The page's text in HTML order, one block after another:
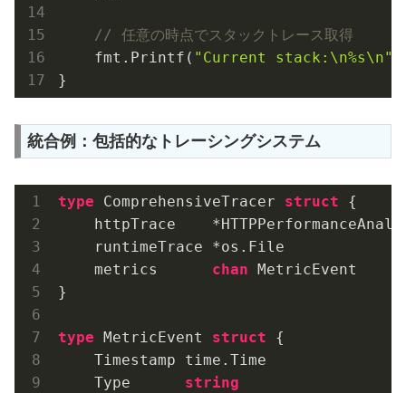
// 任意の時点でスタックトレース取得
    fmt.Printf(
"Current stack:\n%s\n"
統合例：包括的なトレーシングシステム
type ComprehensiveTracer struct {
httpTrace
    runtimeTrace *os.File
    metrics
chan MetricEvent
}
type MetricEvent struct {
    Timestamp time.Time
    Type
string